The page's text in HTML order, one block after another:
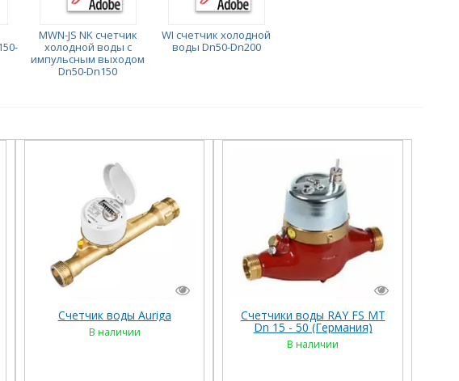
MWN-JS NK счетчик
холодной воды с
импульсным выходом
Dn50-Dn150
WI счетчик холодной
воды Dn50-Dn200
Счетчик воды Auriga
В наличии
Счетчики воды RAY FS MT
Dn 15 - 50 (Германия)
В наличии